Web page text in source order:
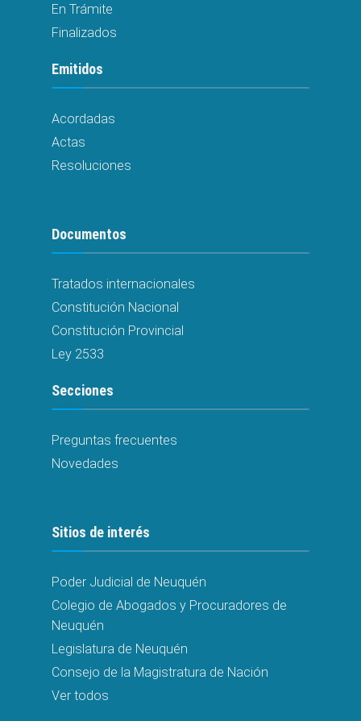
En Trámite
Finalizados
Emitidos
Acordadas
Actas
Resoluciones
Documentos
Tratados internacionales
Constitución Nacional
Constitución Provincial
Ley 2533
Secciones
Preguntas frecuentes
Novedades
Sitios de interés
Poder Judicial de Neuquén
Colegio de Abogados y Procuradores de
Neuquén
Legislatura de Neuquén
Consejo de la Magistratura de Nación
Ver todos